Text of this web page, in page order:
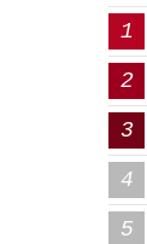
1
2
3
4
5